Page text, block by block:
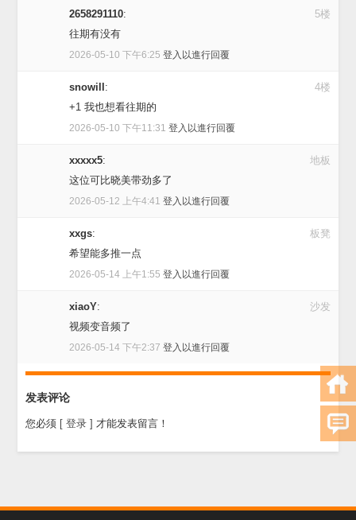
5楼
2658291110:
往期有没有
2026-05-10 下午6:25登入以進行回覆
4楼
snowill :
+1 我也想看往期的
2026-05-10 下午11:31登入以進行回覆
地板
xxxxx5:
这位可比晓美带劲多了
2026-05-12 上午4:41登入以進行回覆
板凳
xxgs:
希望能多推一点
2026-05-14 上午1:55登入以進行回覆
沙发
xiaoY:
视频变音频了
2026-05-14 下午2:37登入以進行回覆
发表评论
您必须 [ 登录 ] 才能发表留言！